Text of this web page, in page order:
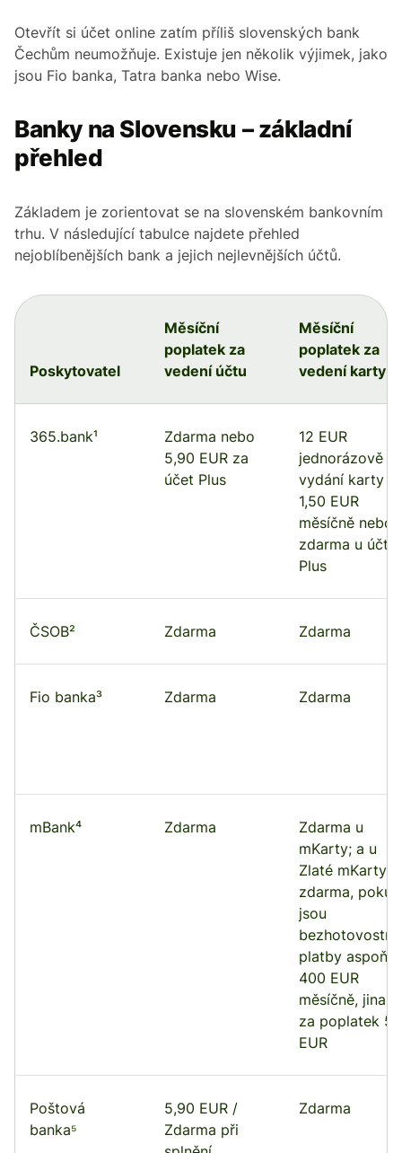
Otevřít si účet online zatím příliš slovenských bank
Čechům neumožňuje. Existuje jen několik výjimek, jako
jsou Fio banka, Tatra banka nebo Wise.
Banky na Slovensku – základní
přehled
Základem je zorientovat se na slovenském bankovním
trhu. V následující tabulce najdete přehled
nejoblíbenějších bank a jejich nejlevnějších účtů.
Poskytovatel
Měsíční
poplatek za
vedení účtu
Měsíční
poplatek za
vedení karty
365.bank¹
Zdarma nebo
5,90 EUR za
účet Plus
12 EUR
jednorázově
vydání karty +
1,50 EUR
měsíčně nebo
zdarma u účtu
Plus
ČSOB² Zdarma Zdarma
Fio banka³ Zdarma Zdarma
mBank⁴ Zdarma
Zdarma u
mKarty; a u
Zlaté mKarty
zdarma, pokud
jsou
bezhotovostní
platby aspoň
400 EUR
měsíčně, jinak
za poplatek 5
EUR
Poštová
banka⁵
5,90 EUR /
Zdarma při
Zdarma